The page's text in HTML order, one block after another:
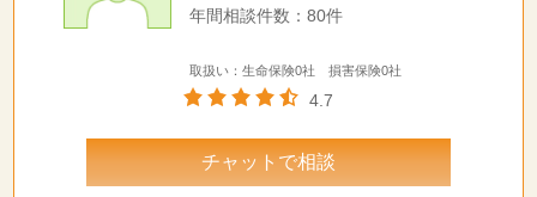
年間相談件数：80件
取扱い：生命保険0社 損害保険0社
4.7
チャットで相談